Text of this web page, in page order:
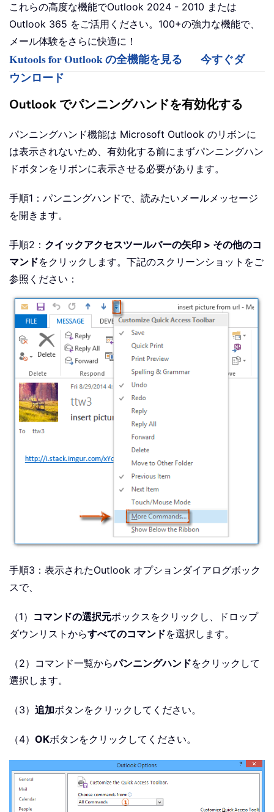
これらの高度な機能でOutlook 2024 - 2010 または
Outlook 365 をご活用ください。100+の強力な機能で、
メール体験をさらに快適に！
Kutools for Outlook の全機能を見る
今すぐダ
ウンロード
Outlook でパンニングハンドを有効化する
パンニングハンド機能は Microsoft Outlook のリボンに
は表示されないため、有効化する前にまずパンニングハン
ドボタンをリボンに表示させる必要があります。
手順1：パンニングハンドで、読みたいメールメッセージ
を開きます。
手順2： クイックアクセスツールバーの矢印 > その他のコ
マンドをクリックします。下記のスクリーンショットをご
参照ください：
手順3：表示されたOutlook オプションダイアログボック
スで、
（1） コマンドの選択元ボックスをクリックし、ドロップ
ダウンリストからすべてのコマンドを選択します。
（2）コマンド一覧からパンニングハンドをクリックして
選択します。
（3） 追加ボタンをクリックしてください。
（4） OKボタンをクリックしてください。